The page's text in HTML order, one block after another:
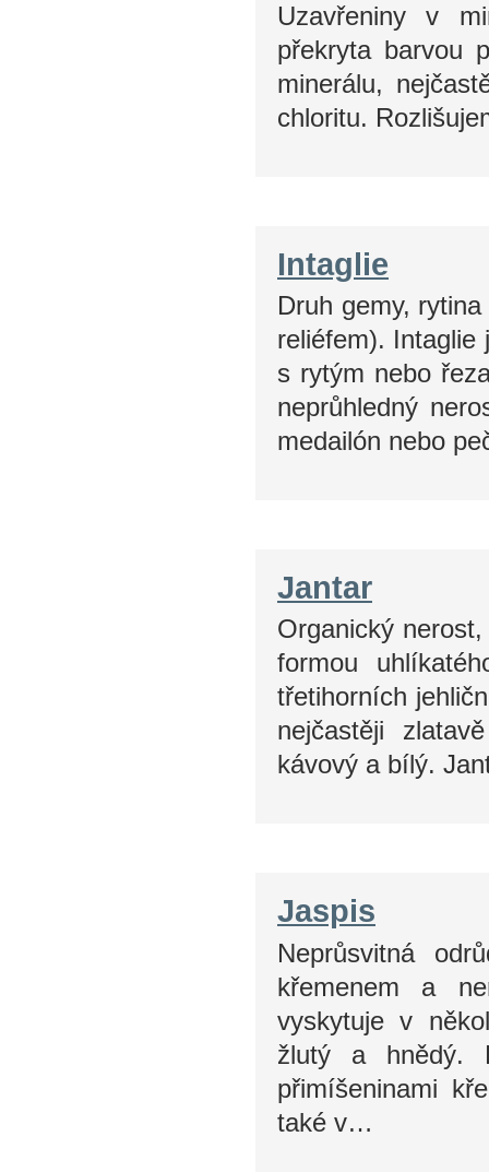
Uzavřeniny v
překryta barvou
minerálu,
chloritu.
Intaglie
Druh gemy,
reliéfem). Intaglie
s rytým nebo
neprůhledný
medailón nebo
Jantar
Organický
formou
třetihorních
nejčastěji
kávový a bílý.
Jaspis
Neprůsvitná
křemenem a
vyskytuje v
žlutý a hnědý.
přimíšeninami
také v…